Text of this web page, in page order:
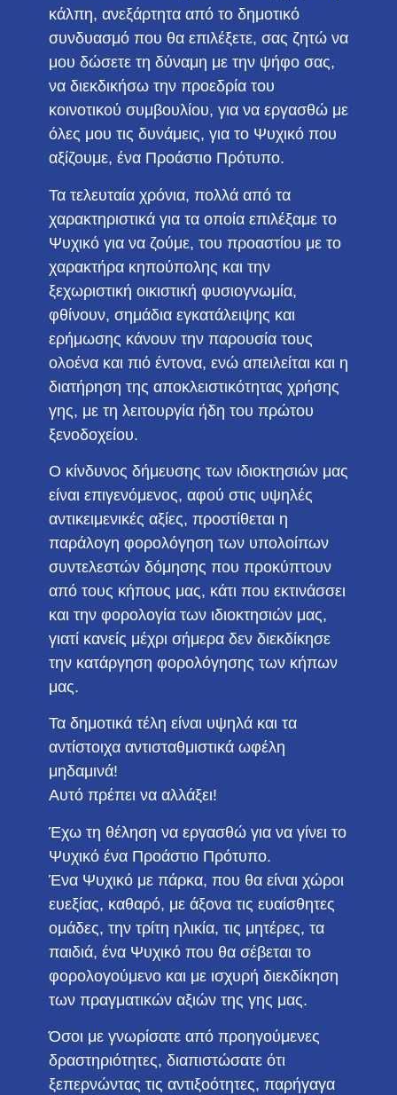
κάλπη, ανεξάρτητα από το δημοτικό
συνδυασμό που θα επιλέξετε, σας ζητώ να
μου δώσετε τη δύναμη με την ψήφο σας,
να διεκδικήσω την προεδρία του
κοινοτικού συμβουλίου, για να εργασθώ με
όλες μου τις δυνάμεις, για το Ψυχικό που
αξίζουμε, ένα Προάστιο Πρότυπο.
Τα τελευταία χρόνια, πολλά από τα
χαρακτηριστικά για τα οποία επιλέξαμε το
Ψυχικό για να ζούμε, του προαστίου με το
χαρακτήρα κηπούπολης και την
ξεχωριστική οικιστική φυσιογνωμία,
φθίνουν, σημάδια εγκατάλειψης και
ερήμωσης κάνουν την παρουσία τους
ολοένα και πιό έντονα, ενώ απειλείται και η
διατήρηση της αποκλειστικότητας χρήσης
γης, με τη λειτουργία ήδη του πρώτου
ξενοδοχείου.
Ο κίνδυνος δήμευσης των ιδιοκτησιών μας
είναι επιγενόμενος, αφού στις υψηλές
αντικειμενικές αξίες, προστίθεται η
παράλογη φορολόγηση των υπολοίπων
συντελεστών δόμησης που προκύπτουν
από τους κήπους μας, κάτι που εκτινάσσει
και την φορολογία των ιδιοκτησιών μας,
γιατί κανείς μέχρι σήμερα δεν διεκδίκησε
την κατάργηση φορολόγησης των κήπων
μας.
Τα δημοτικά τέλη είναι υψηλά και τα
αντίστοιχα αντισταθμιστικά ωφέλη
μηδαμινά!
Αυτό πρέπει να αλλάξει!
Έχω τη θέληση να εργασθώ για να γίνει το
Ψυχικό ένα Προάστιο Πρότυπο.
Ένα Ψυχικό με πάρκα, που θα είναι χώροι
ευεξίας, καθαρό, με άξονα τις ευαίσθητες
ομάδες, την τρίτη ηλικία, τις μητέρες, τα
παιδιά, ένα Ψυχικό που θα σέβεται το
φορολογούμενο και με ισχυρή διεκδίκηση
των πραγματικών αξιών της γης μας.
Όσοι με γνωρίσατε από προηγούμενες
δραστηριότητες, διαπιστώσατε ότι
ξεπερνώντας τις αντιξοότητες, παρήγαγα